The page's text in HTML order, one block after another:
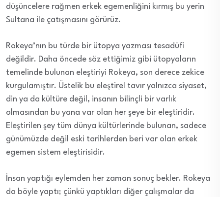
düşüncelere rağmen erkek egemenliğini kırmış bu yerin
Sultana ile çatışmasını görürüz.
Rokeya’nın bu türde bir ütopya yazması tesadüfi
değildir. Daha öncede söz ettiğimiz gibi ütopyaların
temelinde bulunan eleştiriyi Rokeya, son derece zekice
kurgulamıştır. Üstelik bu eleştirel tavır yalnızca siyaset,
din ya da kültüre değil, insanın bilinçli bir varlık
olmasından bu yana var olan her şeye bir eleştiridir.
Eleştirilen şey tüm dünya kültürlerinde bulunan, sadece
günümüzde değil eski tarihlerden beri var olan erkek
egemen sistem eleştirisidir.
İnsan yaptığı eylemden her zaman sonuç bekler. Rokeya
da böyle yaptı; çünkü yaptıkları diğer çalışmalar da